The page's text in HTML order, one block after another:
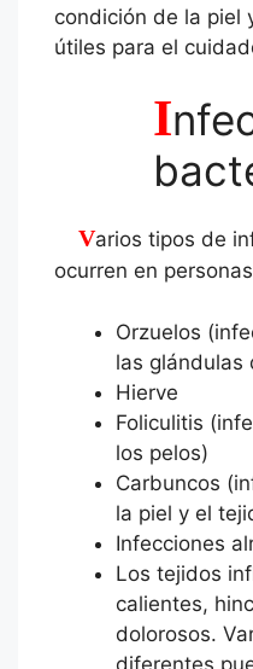
condición de la piel
útiles para el
I
Varios tipos de infecciones bacterianas
ocurren en
Orzuelos
las glándulas
Hierve
Foliculitis
los pelos)
Carbuncos
la piel y el
Infecciones
Los tejidos
calientes,
dolorosos.
diferentes